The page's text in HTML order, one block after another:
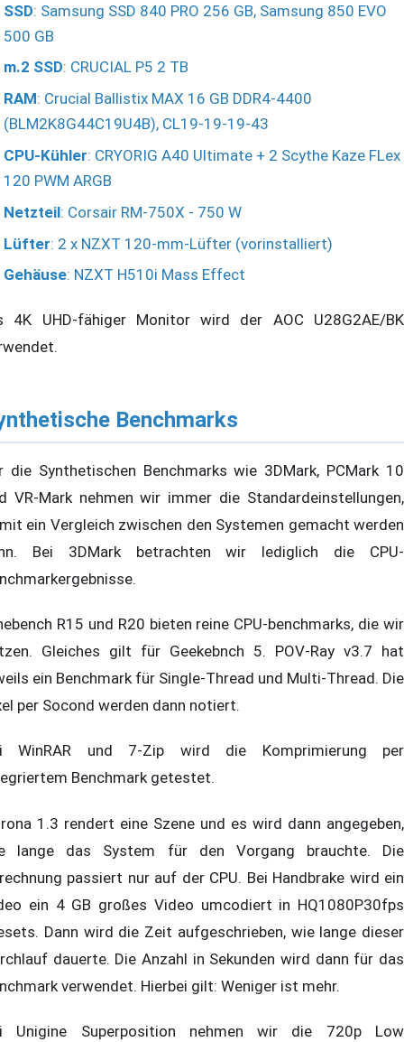
SSD: Samsung SSD 840 PRO 256 GB, Samsung 850 EVO
500 GB
m.2 SSD: CRUCIAL P5 2 TB
RAM: Crucial Ballistix MAX 16 GB DDR4-4400
(BLM2K8G44C19U4B), CL19-19-19-43
CPU-Kühler: CRYORIG A40 Ultimate + 2 Scythe Kaze FLex
120 PWM ARGB
Netzteil: Corsair RM-750X - 750 W
Lüfter: 2 x NZXT 120-mm-Lüfter (vorinstalliert)
Gehäuse: NZXT H510i Mass Effect
4K UHD-fähiger Monitor wird der AOC U28G2AE/BK
Benchmarks
die Synthetischen Benchmarks wie 3DMark, PCMark 10
VR-Mark nehmen wir immer die Standardeinstellungen,
ein Vergleich zwischen den Systemen gemacht werden
Bei 3DMark betrachten wir lediglich die CPU-
R15 und R20 bieten reine CPU-benchmarks, die wir
Gleiches gilt für Geekebnch 5. POV-Ray v3.7 hat
ein Benchmark für Single-Thread und Multi-Thread. Die
per Socond werden dann notiert.
WinRAR und 7-Zip wird die Komprimierung per
Benchmark getestet.
1.3 rendert eine Szene und es wird dann angegeben,
lange das System für den Vorgang brauchte. Die
passiert nur auf der CPU. Bei Handbrake wird ein
ein 4 GB großes Video umcodiert in HQ1080P30fps
Dann wird die Zeit aufgeschrieben, wie lange dieser
dauerte. Die Anzahl in Sekunden wird dann für das
verwendet. Hierbei gilt: Weniger ist mehr.
Unigine Superposition nehmen wir die 720p Low